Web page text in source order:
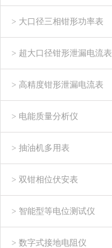
> 大口径三相钳形功率表
> 超大口径钳形泄漏电流表
> 高精度钳形泄漏电流表
> 电能质量分析仪
> 抽油机多用表
> 双钳相位伏安表
> 智能型等电位测试仪
> 数字式接地电阻仪